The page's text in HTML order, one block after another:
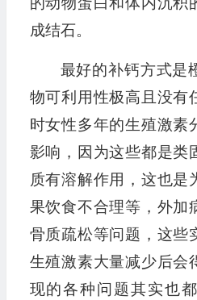
成结石。
最好的补钙方式是
物可利用性极高且没有
时女性多年的生殖激素
影响，因为这些都是类
质有溶解作用，这也是
果饮食不合理等，外加
骨质疏松等问题，这些
生殖激素大量减少后会
现的各种问题其实也